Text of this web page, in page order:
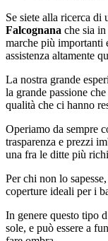
Se siete alla ricerca di
Falcognana che sia
marche più importanti
assistenza altamente
La nostra grande
la grande passione
qualità che ci hanno
Operiamo da sempre
trasparenza e prezzi
una fra le ditte più
Per chi non lo
coperture ideali per i
In genere questo tipo
sole, e può essere a